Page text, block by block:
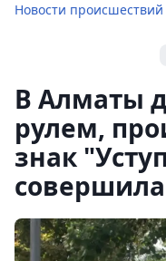
Новости происшествий
В Алматы
рулем,
знак